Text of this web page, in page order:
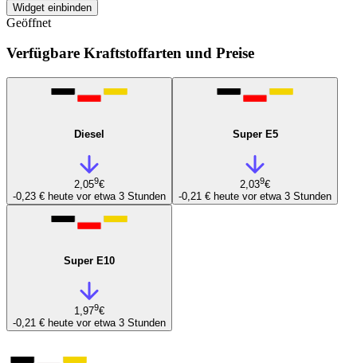
Widget einbinden
Geöffnet
Verfügbare Kraftstoffarten und Preise
Diesel
2,059€
-0,23 € heute vor etwa 3 Stunden
Super E5
2,039€
-0,21 € heute vor etwa 3 Stunden
Super E10
1,979€
-0,21 € heute vor etwa 3 Stunden